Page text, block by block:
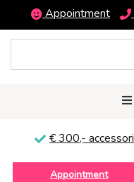
Appointment
€ 300,-
Appointment